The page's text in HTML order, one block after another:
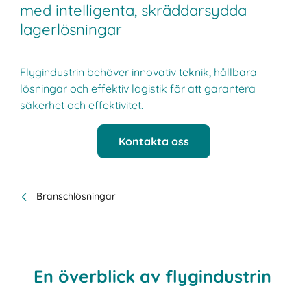
med intelligenta, skräddarsydda
lagerlösningar
Flygindustrin behöver innovativ teknik, hållbara
lösningar och effektiv logistik för att garantera
säkerhet och effektivitet.
Kontakta oss
Branschlösningar
En överblick av flygindustrin